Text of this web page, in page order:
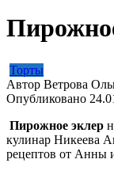
Торты
Автор Ветрова
Опубликовано
Пирожное эклер
кулинар Никеева
рецептов от Анны